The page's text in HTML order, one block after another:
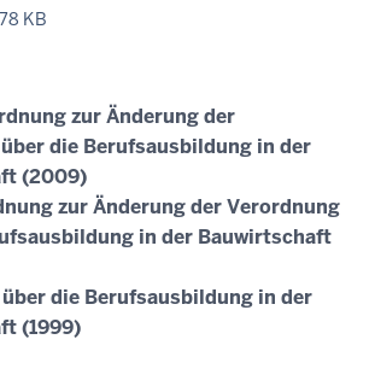
KB
zur Änderung der
die Berufsausbildung in der
(2009)
zur Änderung der Verordnung
in der Bauwirtschaft
die Berufsausbildung in der
(1999)